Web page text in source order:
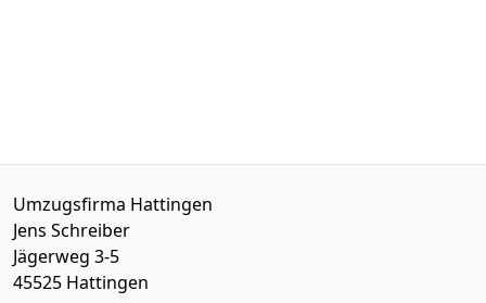
Umzugsfirma Hattingen
Jens Schreiber
Jägerweg 3-5
45525 Hattingen